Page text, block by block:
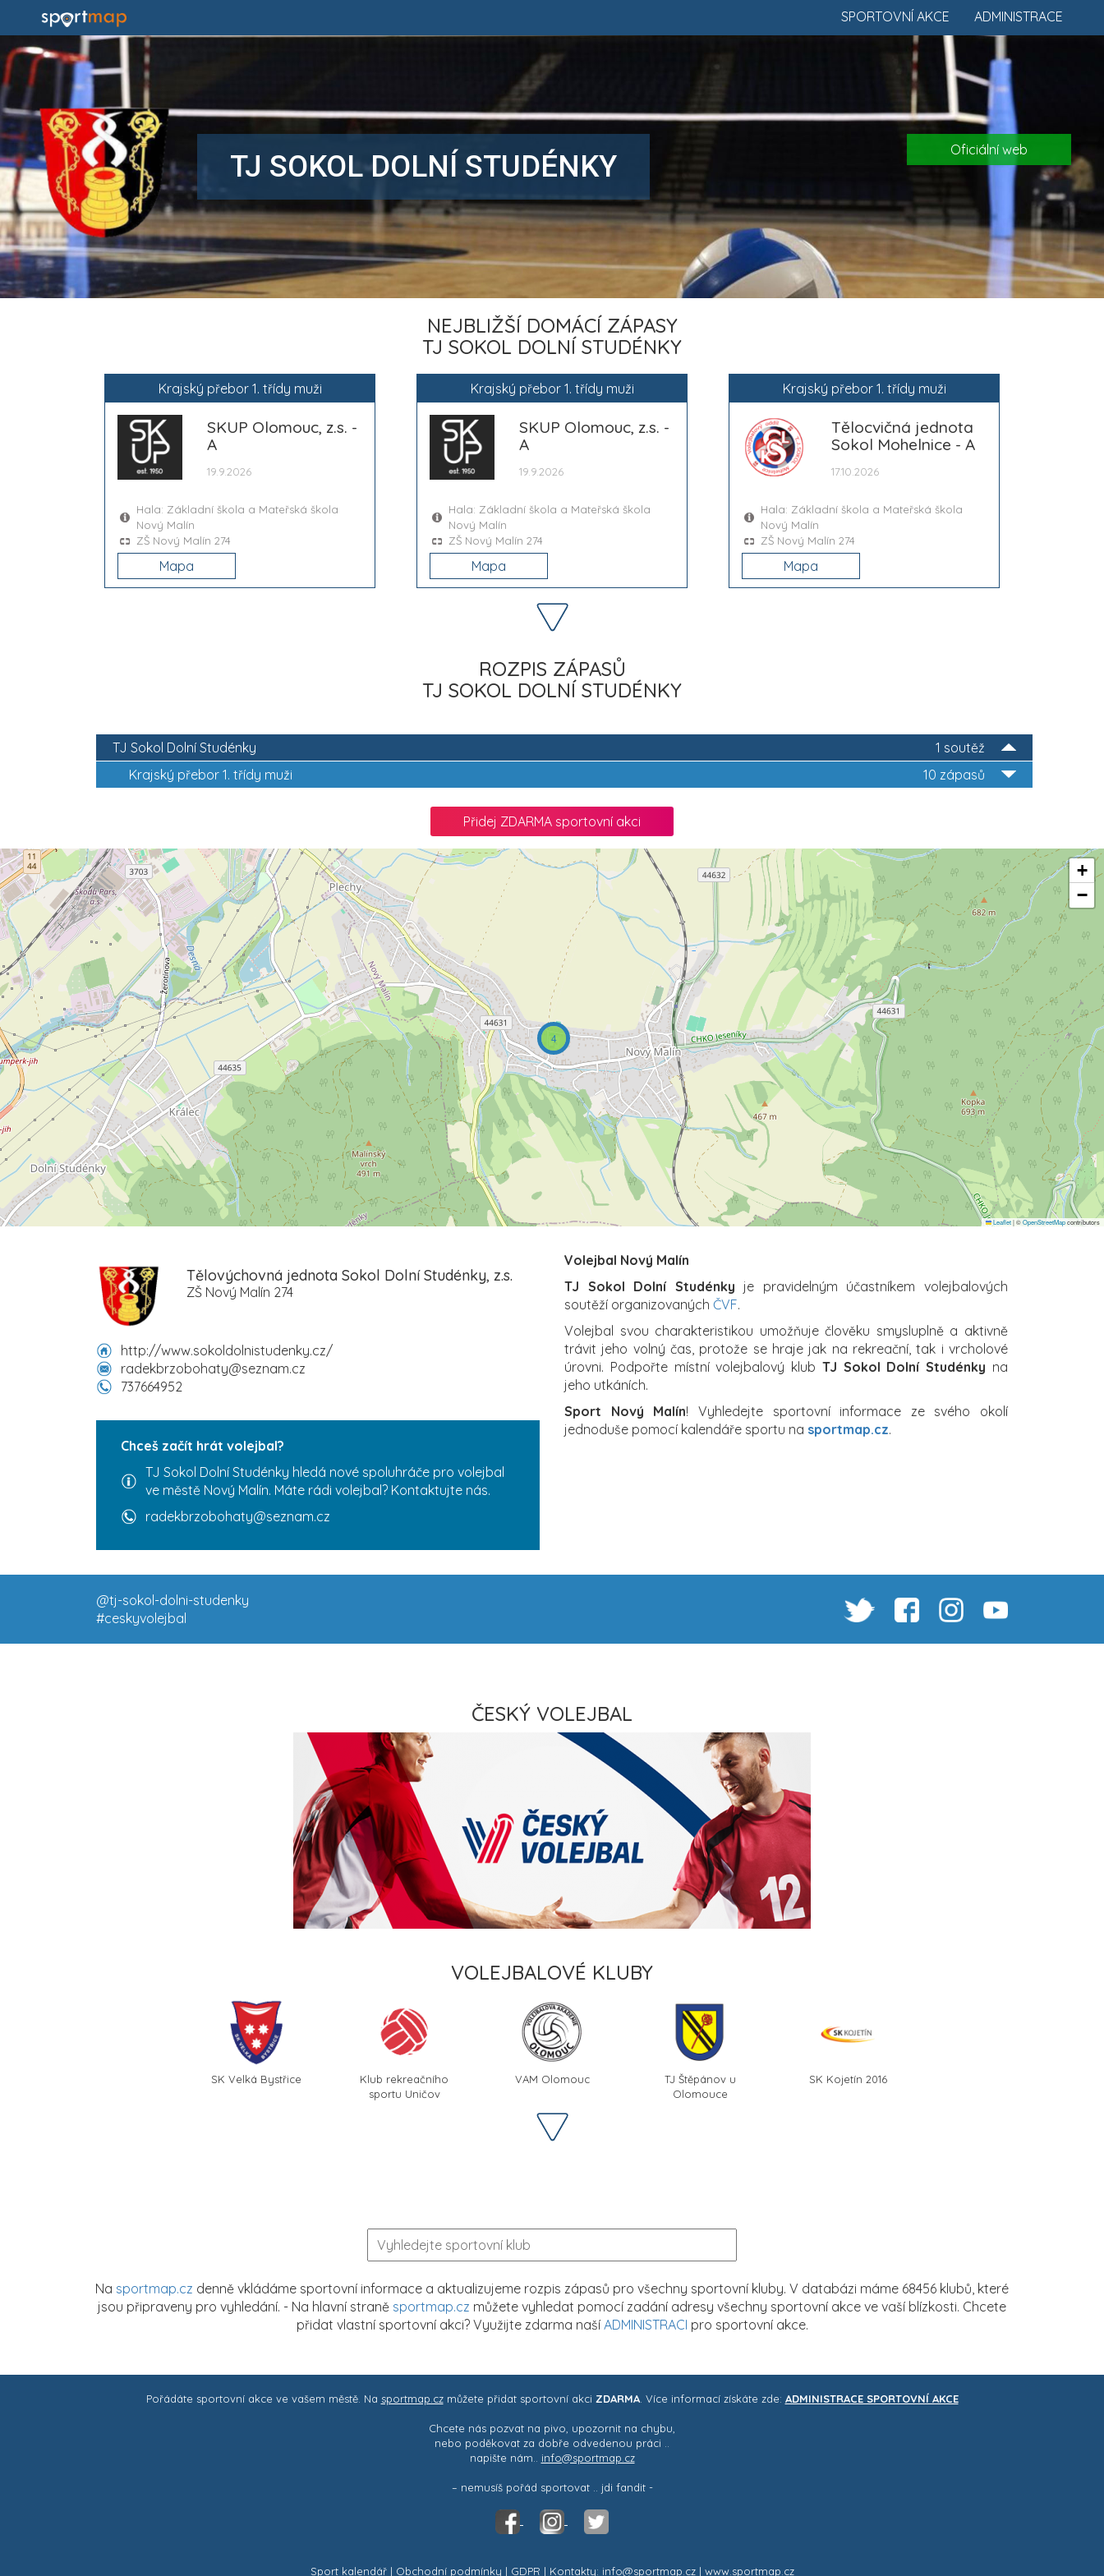
ADMINISTRACE
SPORTOVNÍ AKCE
TJ SOKOL DOLNÍ STUDÉNKY Oficiální web
NEJBLIŽŠÍ DOMÁCÍ ZÁPASY
TJ SOKOL DOLNÍ STUDÉNKY
Krajský přebor 1. třídy muži
SKUP Olomouc, z.s. -
A
19.9.2026
Hala: Základní škola a Mateřská škola
Nový Malín
ZŠ Nový Malín 274
Mapa
Krajský přebor 1. třídy muži
SKUP Olomouc, z.s. -
A
19.9.2026
Hala: Základní škola a Mateřská škola
Nový Malín
ZŠ Nový Malín 274
Mapa
Krajský přebor 1. třídy muži
Tělocvičná jednota
Sokol Mohelnice - A
17.10.2026
Hala: Základní škola a Mateřská škola
Nový Malín
ZŠ Nový Malín 274
Mapa
ROZPIS ZÁPASŮ
TJ SOKOL DOLNÍ STUDÉNKY
1 soutěž
TJ Sokol Dolní Studénky
10 zápasů
Krajský přebor 1. třídy muži
Přidej ZDARMA sportovní akci
4
+
−
Leaflet|©OpenStreetMapcontributors
Tělovýchovná jednota Sokol Dolní Studénky, z.s.
ZŠ Nový Malín 274
http://www.sokoldolnistudenky.cz/
radekbrzobohaty@seznam.cz
737664952
Chceš začít hrát volejbal?
TJ Sokol Dolní Studénky hledá nové spoluhráče pro volejbal
ve městě Nový Malín. Máte rádi volejbal? Kontaktujte nás.
radekbrzobohaty@seznam.cz
Volejbal Nový Malín
TJ Sokol Dolní Studénky je pravidelným účastníkem volejbalových
soutěží organizovaných ČVF.
Volejbal svou charakteristikou umožňuje člověku smysluplně a aktivně
trávit jeho volný čas, protože se hraje jak na rekreační, tak i vrcholové
úrovni. Podpořte místní volejbalový klub TJ Sokol Dolní Studénky na
jeho utkáních.
Sport Nový Malín! Vyhledejte sportovní informace ze svého okolí
jednoduše pomocí kalendáře sportu na sportmap.cz.
@tj-sokol-dolni-studenky
#ceskyvolejbal
ČESKÝ VOLEJBAL
VOLEJBALOVÉ KLUBY
SK Velká Bystřice
Klub rekreačního
sportu Uničov
VAM Olomouc
TJ Štěpánov u
Olomouce
SK Kojetín 2016
Na sportmap.cz denně vkládáme sportovní informace a aktualizujeme rozpis zápasů pro všechny sportovní kluby. V databázi máme 68456 klubů, které
jsou připraveny pro vyhledání. - Na hlavní straně sportmap.cz můžete vyhledat pomocí zadání adresy všechny sportovní akce ve vaší blízkosti. Chcete
přidat vlastní sportovní akci? Využijte zdarma naší ADMINISTRACI pro sportovní akce.
Pořádáte sportovní akce ve vašem městě. Na sportmap.czmůžete přidat sportovní akci ZDARMA. Více informací získáte zde: ADMINISTRACE SPORTOVNÍ AKCE
Chcete nás pozvat na pivo, upozornit na chybu,
nebo poděkovat za dobře odvedenou práci ..
napište nám.. info@sportmap.cz
– nemusíš pořád sportovat .. jdi fandit -
Sport kalendář| Obchodní podmínky | GDPR | Kontakty: info@sportmap.cz | www.sportmap.cz